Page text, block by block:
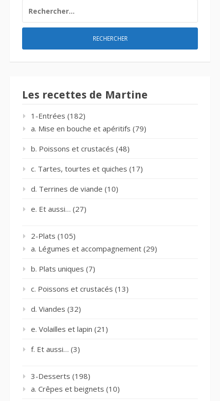
Les recettes de Martine
1-Entrées (182)
a. Mise en bouche et apéritifs (79)
b. Poissons et crustacés (48)
c. Tartes, tourtes et quiches (17)
d. Terrines de viande (10)
e. Et aussi… (27)
2-Plats (105)
a. Légumes et accompagnement (29)
b. Plats uniques (7)
c. Poissons et crustacés (13)
d. Viandes (32)
e. Volailles et lapin (21)
f. Et aussi… (3)
3-Desserts (198)
a. Crêpes et beignets (10)